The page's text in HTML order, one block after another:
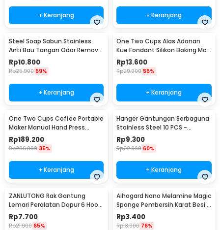
+ Keranjang + Keranjang
Steel Soap Sabun Stainless
Anti Bau Tangan Odor Remove
- HW071
Rp10.800
Rp25.900 59%
+ Keranjang
One Two Cups Alas Adonan
Kue Fondant Silikon Baking Mat
Anti Slip - JJ3873
Rp13.600
Rp29.900 55%
+ Keranjang
One Two Cups Coffee Portable
Maker Manual Hand Press
Espresso 300ml - T35066
Rp189.200
Rp286.900 35%
+ Keranjang
Hanger Gantungan Serbaguna
Stainless Steel 10 PCS -
M127105
Rp9.300
Rp22.900 60%
+ Keranjang
ZANLUTONG Rak Gantung
Lemari Peralatan Dapur 6 Hook
Besi - 2137
Rp7.700
Rp21.900 65%
Aihogard Nano Melamine Magic
Sponge Pembersih Karat Besi -
CW62
Rp3.400
Rp13.900 76%